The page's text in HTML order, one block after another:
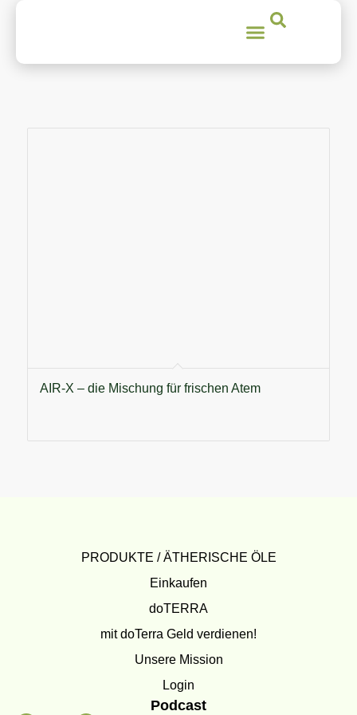
AIR-X – die Mischung für frischen Atem
PRODUKTE / ÄTHERISCHE ÖLE
Einkaufen
doTERRA
mit doTerra Geld verdienen!
Unsere Mission
Login
Podcast